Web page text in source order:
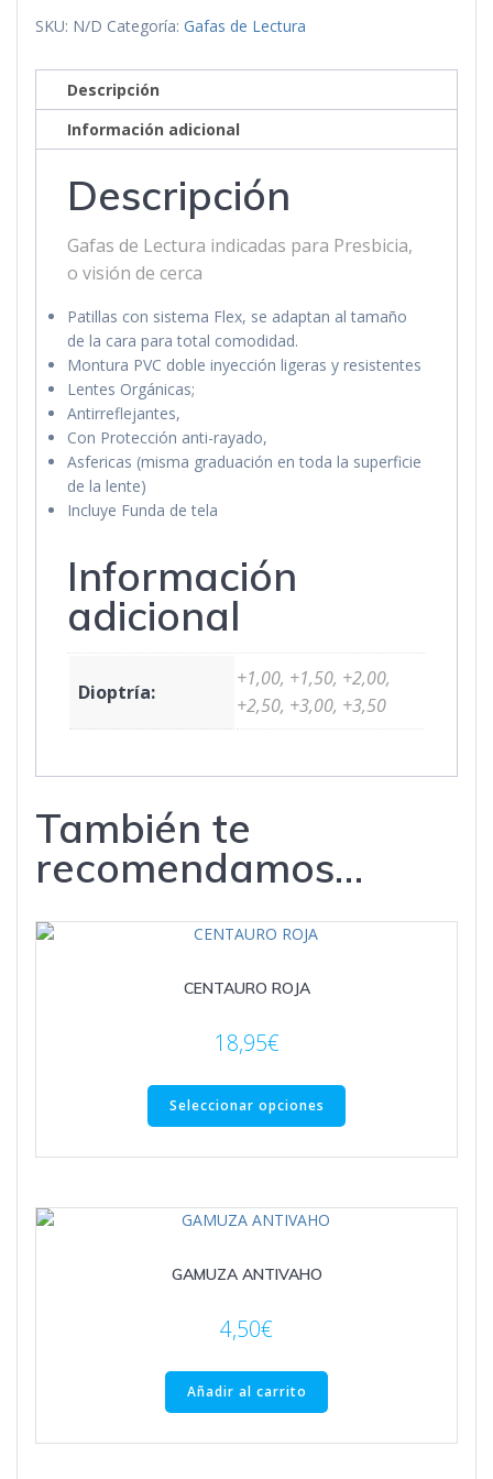
SKU: N/D Categoría: Gafas de Lectura
Descripción
Información adicional
Descripción
Gafas de Lectura indicadas para Presbicia,
o visión de cerca
Patillas con sistema Flex, se adaptan al tamaño
de la cara para total comodidad.
Montura PVC doble inyección ligeras y resistentes
Lentes Orgánicas;
Antirreflejantes,
Con Protección anti-rayado,
Asfericas (misma graduación en toda la superficie
de la lente)
Incluye Funda de tela
Información
adicional
Dioptría:
+1,00, +1,50, +2,00,
+2,50, +3,00, +3,50
También te
recomendamos…
CENTAURO ROJA
18,95€
Seleccionar opciones
Este
tiene
múltiples
Las
GAMUZA ANTIVAHO
4,50€
Añadir al carrito